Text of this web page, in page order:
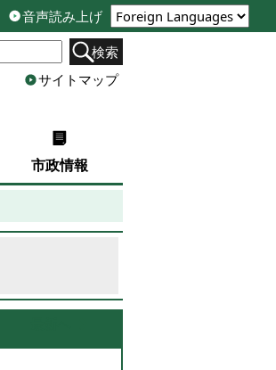
音声読み上げ
検索
サイトマップ
市政情報